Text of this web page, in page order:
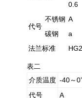
0.6
代号
不锈钢 A
碳钢
a
法兰标准
表二
介质温度 -40～
代号
A